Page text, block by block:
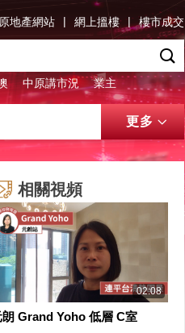
地產網站 | 網上搵樓 | 樓市成交
中原講市況 業主
更多
相關視頻
02:08
朗 Grand Yoho 低層 C室